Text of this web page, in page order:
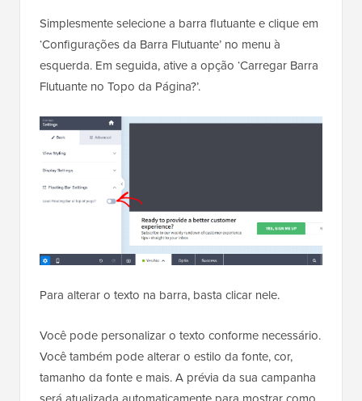
Simplesmente selecione a barra flutuante e clique em
‘Configurações da Barra Flutuante’ no menu à
esquerda. Em seguida, ative a opção ‘Carregar Barra
Flutuante no Topo da Página?’.
Para alterar o texto na barra, basta clicar nele.
Você pode personalizar o texto conforme necessário.
Você também pode alterar o estilo da fonte, cor,
tamanho da fonte e mais. A prévia da sua campanha